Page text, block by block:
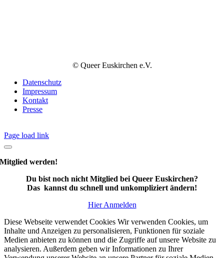
© Queer Euskirchen e.V.
Datenschutz
Impressum
Kontakt
Presse
Page load link
Mitglied werden!
Du bist noch nicht Mitglied bei Queer Euskirchen?
Das kannst du schnell und unkompliziert ändern!
Hier Anmelden
Diese Webseite verwendet Cookies Wir verwenden Cookies, um
Inhalte und Anzeigen zu personalisieren, Funktionen für soziale
Medien anbieten zu können und die Zugriffe auf unsere Website zu
analysieren. Außerdem geben wir Informationen zu Ihrer